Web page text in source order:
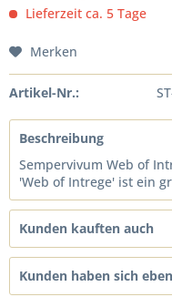
Lieferzeit ca. 5 Tage
Merken
Artikel-Nr.:
Beschreibung
Sempervivum Web of
'Web of Intrege' ist ein
Kunden kauften auch
Kunden haben sich